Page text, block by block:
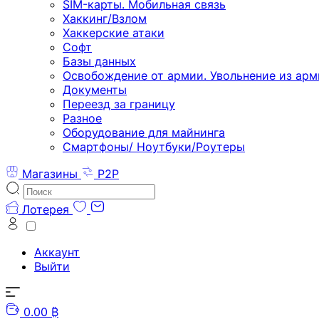
SIM-карты. Мобильная связь
Хаккинг/Взлом
Хаккерские атаки
Софт
Базы данных
Освобождение от армии. Увольнение из
Документы
Переезд за границу
Разное
Оборудование для майнинга
Смартфоны/ Ноутбуки/Роутеры
Магазины
P2P
Лотерея
Аккаунт
Выйти
0.00 ₿